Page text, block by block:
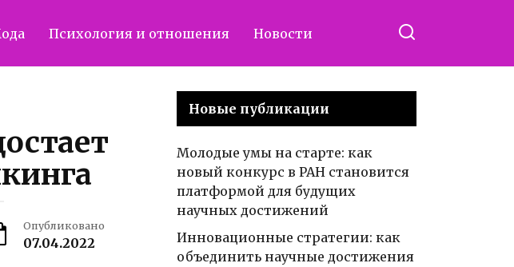
Психология и отношения Новости
Опубликовано
07.04.2022
Новые публикации
Молодые умы на старте: как
новый конкурс в РАН становится
платформой для будущих
научных достижений
Инновационные стратегии: как
объединить научные достижения